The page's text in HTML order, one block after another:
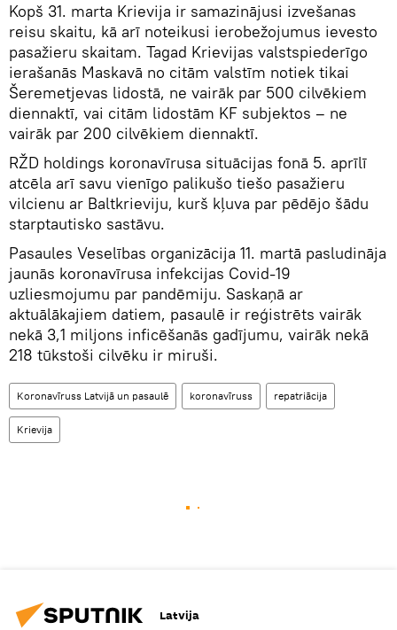
Kopš 31. marta Krievija ir samazinājusi izvešanas
reisu skaitu, kā arī noteikusi ierobežojumus ievesto
pasažieru skaitam. Tagad Krievijas valstspiederīgo
ierašanās Maskavā no citām valstīm notiek tikai
Šeremetjevas lidostā, ne vairāk par 500 cilvēkiem
diennaktī, vai citām lidostām KF subjektos – ne
vairāk par 200 cilvēkiem diennaktī.
RŽD holdings koronavīrusa situācijas fonā 5. aprīlī
atcēla arī savu vienīgo palikušo tiešo pasažieru
vilcienu ar Baltkrieviju, kurš kļuva par pēdējo šādu
starptautisko sastāvu.
Pasaules Veselības organizācija 11. martā pasludināja
jaunās koronavīrusa infekcijas Covid-19
uzliesmojumu par pandēmiju. Saskaņā ar
aktuālākajiem datiem, pasaulē ir reģistrēts vairāk
nekā 3,1 miljons inficēšanās gadījumu, vairāk nekā
218 tūkstoši cilvēku ir miruši.
Koronavīruss Latvijā un pasaulē koronavīruss repatriācija
Krievija
Latvija